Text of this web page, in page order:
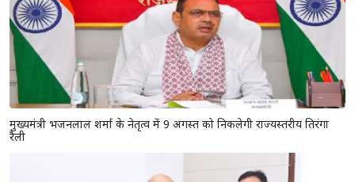
मुख्यमंत्री भजनलाल शर्मा के नेतृत्व में 9 अगस्त को निकलेगी राज्यस्तरीय तिरंगा
रैली